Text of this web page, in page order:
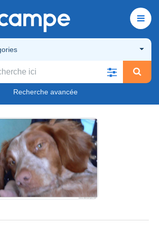
Recherche avancée